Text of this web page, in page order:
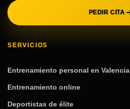
PEDIR CITA
SERVICIOS
Entrenamiento personal en Valencia
Entrenamiento online
Deportistas de élite